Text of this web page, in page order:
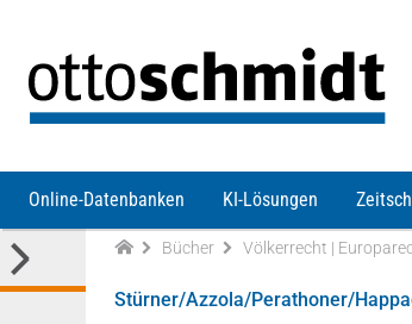
Online-Datenbanken KI-Lösungen
Bücher Völkerrecht |
Stürner/Azzola/Perathoner/